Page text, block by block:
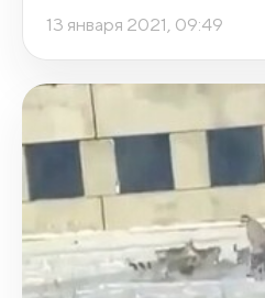
13 января 2021, 09:49